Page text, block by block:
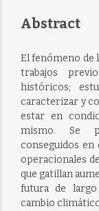
Abstract
El fenómeno de
trabajos
históricos;
caracterizar y
estar en
mismo. Se
conseguidos
operacionales
que gatillan
futura de
cambio